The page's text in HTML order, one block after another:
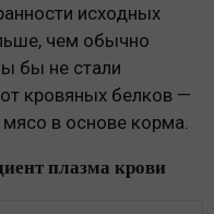
исходных
чем обычно
бы не стали
кровяных белков —
в основе корма.
плазма крови